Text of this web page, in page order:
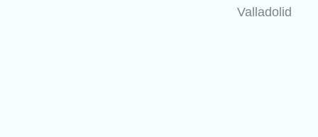
Valladolid